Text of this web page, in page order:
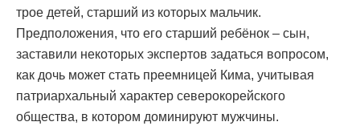
трое детей, старший из которых мальчик.
Предположения, что его старший ребёнок – сын,
заставили некоторых экспертов задаться вопросом,
как дочь может стать преемницей Кима, учитывая
патриархальный характер северокорейского
общества, в котором доминируют мужчины.